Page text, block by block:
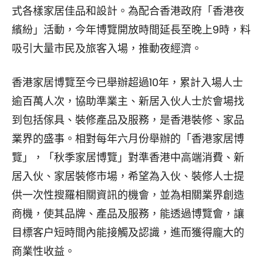
式各樣家居佳品和設計。為配合香港政府「香港夜
繽紛」活動，今年博覽開放時間延長至晚上9時，料
吸引大量市民及旅客入場，推動夜經濟。
香港家居博覽至今已舉辦超過10年，累計入場人士
逾百萬人次，協助準業主、新居入伙人士於會場找
到包括傢具、裝修產品及服務，是香港裝修、家品
業界的盛事。相對每年六月份舉辦的「香港家居博
覽」，「秋季家居博覽」對準香港中高端消費、新
居入伙、家居裝修市場，希望為入伙、裝修人士提
供一次性搜羅相關資訊的機會，並為相關業界創造
商機，使其品牌、產品及服務，能透過博覽會，讓
目標客户短時間內能接觸及認識，進而獲得龐大的
商業性收益。